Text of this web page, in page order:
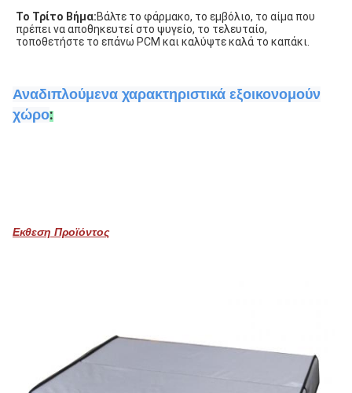
Το Τρίτο Βήμα:Βάλτε το φάρμακο, το εμβόλιο, το αίμα που
πρέπει να αποθηκευτεί στο ψυγείο, το τελευταίο,
τοποθετήστε το επάνω PCM και καλύψτε καλά το καπάκι.
Αναδιπλούμενα χαρακτηριστικά εξοικονομούν
χώρο:
Εκθεση Προϊόντος